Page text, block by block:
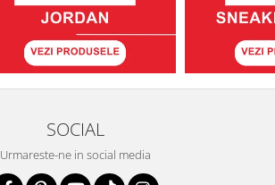
SOCIAL
Urmareste-ne in social media